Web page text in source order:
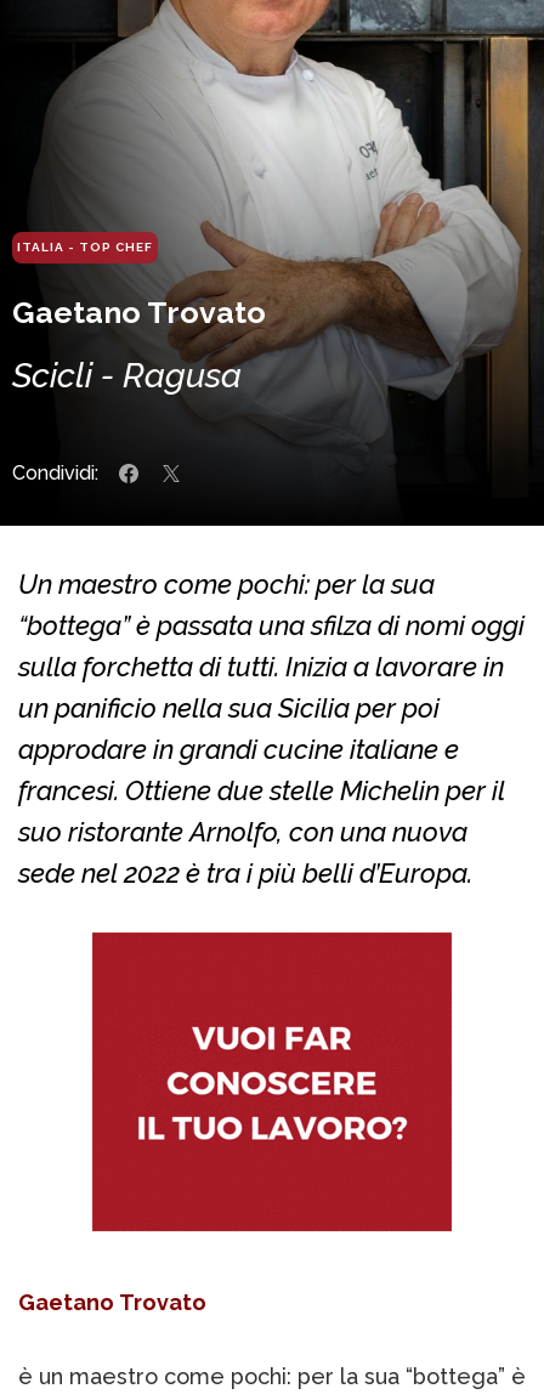
ITALIA - TOP CHEF
Gaetano Trovato
Scicli - Ragusa
Condividi:
Un maestro come pochi: per la sua
“bottega” è passata una sfilza di nomi oggi
sulla forchetta di tutti. Inizia a lavorare in
un panificio nella sua Sicilia per poi
approdare in grandi cucine italiane e
francesi. Ottiene due stelle Michelin per il
suo ristorante Arnolfo, con una nuova
sede nel 2022 è tra i più belli d’Europa.
Gaetano Trovato
è un maestro come pochi: per la sua “bottega” è